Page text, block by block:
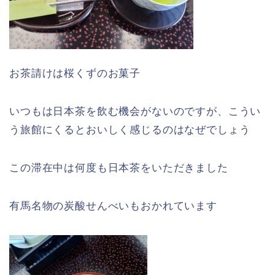
お茶請けは桜くずのお菓子
いつもは日本茶を飲む機会がないのですが、こうい
う旅館にくるとおいしく感じるのはなぜでしょう
この滞在中は何度も日本茶をいただきました
有馬名物の炭酸せんべいもおかれています